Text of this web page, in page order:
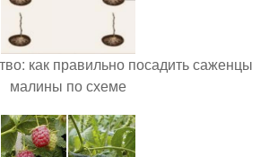
как правильно посадить саженцы
малины по схеме